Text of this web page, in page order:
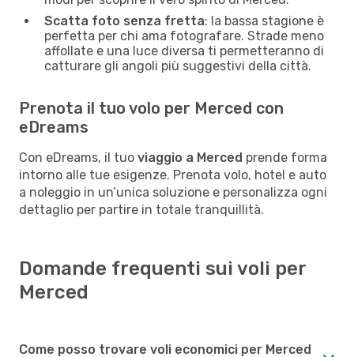
Scatta foto senza fretta: la bassa stagione è
perfetta per chi ama fotografare. Strade meno
affollate e una luce diversa ti permetteranno di
catturare gli angoli più suggestivi della città.
Prenota il tuo volo per Merced con
eDreams
Con eDreams, il tuo viaggio a Merced prende forma
intorno alle tue esigenze. Prenota volo, hotel e auto
a noleggio in un’unica soluzione e personalizza ogni
dettaglio per partire in totale tranquillità.
Domande frequenti sui voli per
Merced
Come posso trovare voli economici per Merced